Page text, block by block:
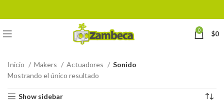
0 $0
Inicio Makers Actuadores
Sonido
Mostrando el único resultado
Show sidebar